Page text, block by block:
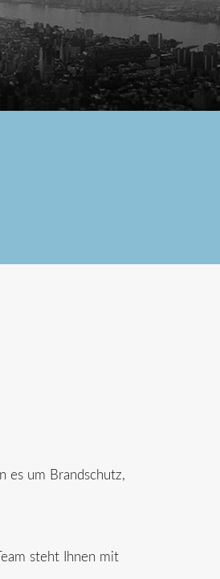
es um Brandschutz,
steht Ihnen mit